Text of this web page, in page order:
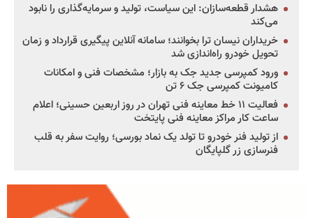
هشدار قطعه‌سازان: این سیاست، تولید و سرمایه‌گذاری را نابود
می‌کند
خریداران نیسان ترا بخوانند؛ سامانه آنلاین پیگیری قرارداد و زمان
تحویل خودرو راه‌اندازی شد
ورود کمپرسی جدید جک به بازار؛ مشخصات فنی و امکانات
کامیونت کمپرسی جک ۶ تن
فعالیت ۱۱ خط معاینه فنی تهران در روز اربعین حسینی؛ اعلام
ساعت کار مراکز معاینه فنی پایتخت
از تولید فنر خودرو تا تولد یک نماد بورسی؛ روایت سفر به قلب
فنرسازی زر گلپایگان